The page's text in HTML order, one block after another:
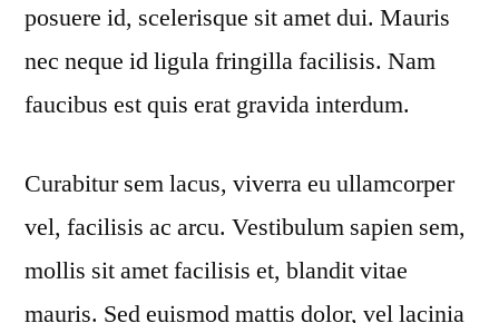
posuere id, scelerisque sit amet dui. Mauris
nec neque id ligula fringilla facilisis. Nam
faucibus est quis erat gravida interdum.
Curabitur sem lacus, viverra eu ullamcorper
vel, facilisis ac arcu. Vestibulum sapien sem,
mollis sit amet facilisis et, blandit vitae
mauris. Sed euismod mattis dolor, vel lacinia